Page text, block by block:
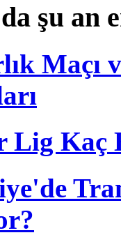
şu an
Maçı
Lig Kaç